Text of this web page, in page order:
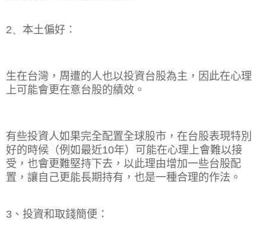
2、 本土偏好：
生在台灣，周遭的人也以投資台股為主，因此在心理
上可能會更在意台股的績效。
有些投資人如果完全配置全球股市，在台股表現特別
好的時候（例如最近10年）可能在心理上會難以接
受，也會更難堅持下去，以此理由增加一些台股配
置，讓自己更能長期持有，也是一種合理的作法。
3 、投資和取錢簡便：